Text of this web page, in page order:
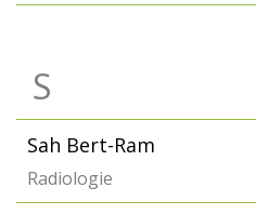
S
Sah Bert-Ram
Radiologie